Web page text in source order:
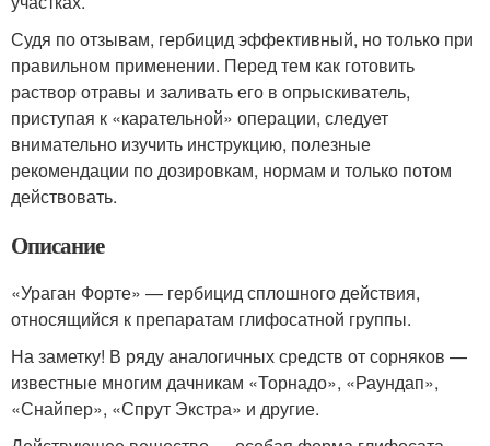
Судя по отзывам, гербицид эффективный, но только при
правильном применении. Перед тем как готовить
раствор отравы и заливать его в опрыскиватель,
приступая к «карательной» операции, следует
внимательно изучить инструкцию, полезные
рекомендации по дозировкам, нормам и только потом
действовать.
Описание
«Ураган Форте» — гербицид сплошного действия,
относящийся к препаратам глифосатной группы.
На заметку! В ряду аналогичных средств от сорняков —
известные многим дачникам «Торнадо», «Раундап»,
«Снайпер», «Спрут Экстра» и другие.